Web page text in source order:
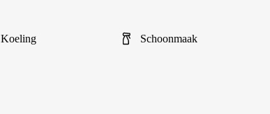
Koeling Schoonmaak